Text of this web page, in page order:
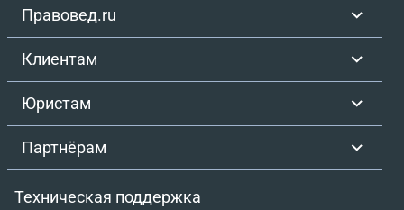
Правовед.ru
Клиентам
Юристам
Партнёрам
Техническая поддержка